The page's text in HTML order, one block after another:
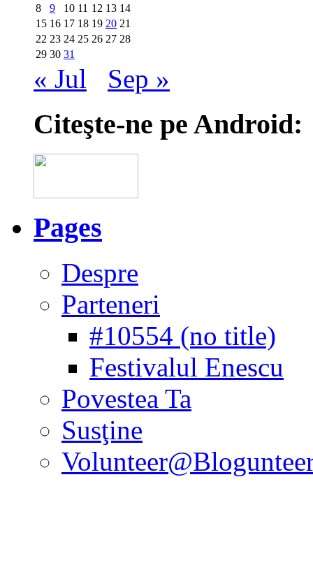
8
9 10 11 12 13 14
15 16 17 18 19 20 21
22 23 24 25 26 27 28
29 30 31
« Jul Sep »
Citeşte-ne pe Android:
Pages
Despre
Parteneri
#10554 (no title)
Festivalul Enescu
Povestea Ta
Susţine